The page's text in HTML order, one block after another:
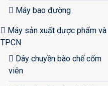
Máy bao đường
Máy sản xuất dược phẩm và
TPCN
Dây chuyền bào chế cốm
viên